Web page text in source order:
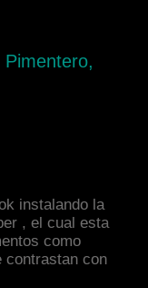
instalando la
, el cual esta
como
contrastan con